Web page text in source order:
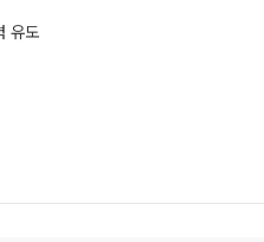
유도